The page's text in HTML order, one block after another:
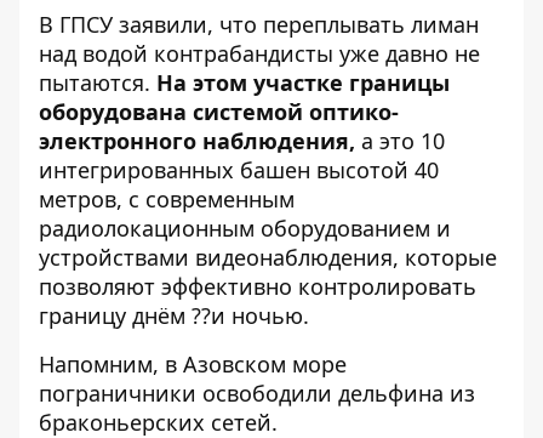
В ГПСУ заявили, что переплывать лиман
над водой контрабандисты уже давно не
пытаются. На этом участке границы
оборудована системой оптико-
электронного наблюдения, а это 10
интегрированных башен высотой 40
метров, с современным
радиолокационным оборудованием и
устройствами видеонаблюдения, которые
позволяют эффективно контролировать
границу днём ??и ночью.
Напомним, в Азовском море
пограничники освободили дельфина из
браконьерских сетей.